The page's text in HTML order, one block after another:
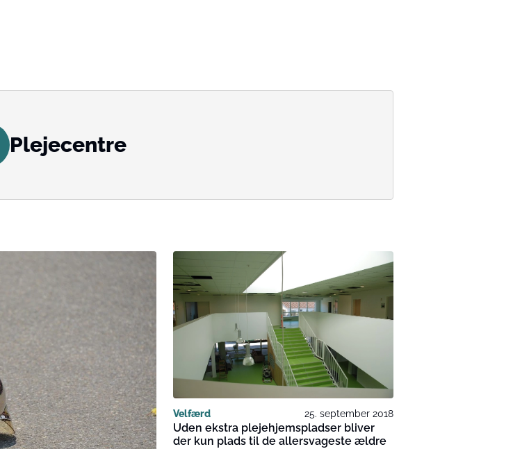
Plejecentre
Velfærd 25. september 2018
Uden ekstra plejehjemspladser bliver
der kun plads til de allersvageste ældre